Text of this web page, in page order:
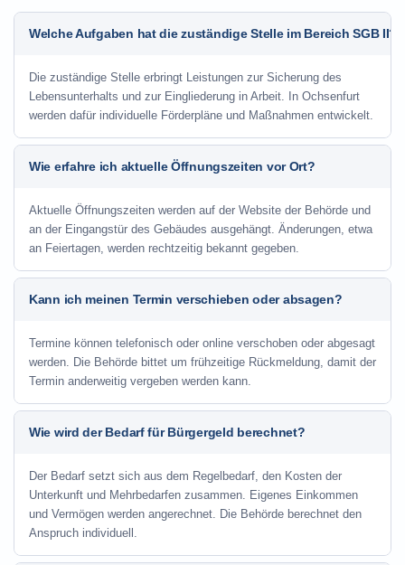
Welche Aufgaben hat die zuständige Stelle im Bereich SGB II?
Die zuständige Stelle erbringt Leistungen zur Sicherung des
Lebensunterhalts und zur Eingliederung in Arbeit. In Ochsenfurt
werden dafür individuelle Förderpläne und Maßnahmen entwickelt.
Wie erfahre ich aktuelle Öffnungszeiten vor Ort?
Aktuelle Öffnungszeiten werden auf der Website der Behörde und
an der Eingangstür des Gebäudes ausgehängt. Änderungen, etwa
an Feiertagen, werden rechtzeitig bekannt gegeben.
Kann ich meinen Termin verschieben oder absagen?
Termine können telefonisch oder online verschoben oder abgesagt
werden. Die Behörde bittet um frühzeitige Rückmeldung, damit der
Termin anderweitig vergeben werden kann.
Wie wird der Bedarf für Bürgergeld berechnet?
Der Bedarf setzt sich aus dem Regelbedarf, den Kosten der
Unterkunft und Mehrbedarfen zusammen. Eigenes Einkommen
und Vermögen werden angerechnet. Die Behörde berechnet den
Anspruch individuell.